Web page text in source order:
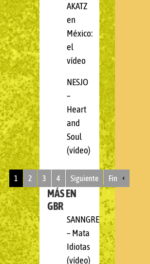
AKATZ
en
México:
el
vídeo
NESJO
–
Heart
and
Soul
(vídeo)
1 2 3 4 Siguiente Fin
MÁS EN
GBR
SANNGRE
– Mata
Idiotas
(vídeo)